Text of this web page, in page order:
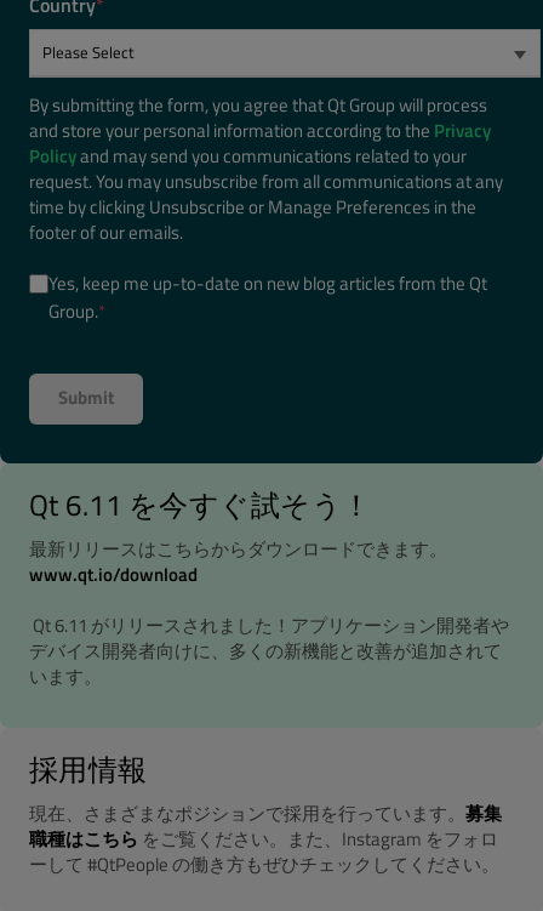
By submitting the form, you agree that Qt Group will process
and store your personal information according to the Privacy
Policyand may send you communications related to your
request. You may unsubscribe from all communications at any
time by clicking Unsubscribe or Manage Preferences in the
footer of our emails.
Yes, keep me up-to-date on new blog articles from the Qt
Group.*
Qt 6.11 を今すぐ試そう！
最新リリースはこちらからダウンロードできます。
www.qt.io/download
Qt 6.11 がリリースされました！アプリケーション開発者や
デバイス開発者向けに、多くの新機能と改善が追加されて
います。
採用情報
現在、さまざまなポジションで採用を行っています。 募集
職種はこちら をご覧ください。また、Instagram をフォロ
ーして #QtPeople の働き方もぜひチェックしてください。